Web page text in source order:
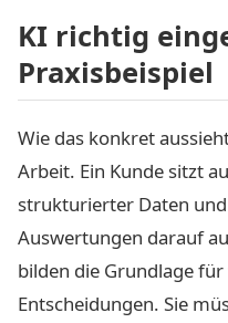
KI richtig
Praxisbeispiel
Wie das konkret
Arbeit. Ein Kunde sitzt
strukturierter Daten
Auswertungen darauf
bilden die Grundlage
Entscheidungen. Sie